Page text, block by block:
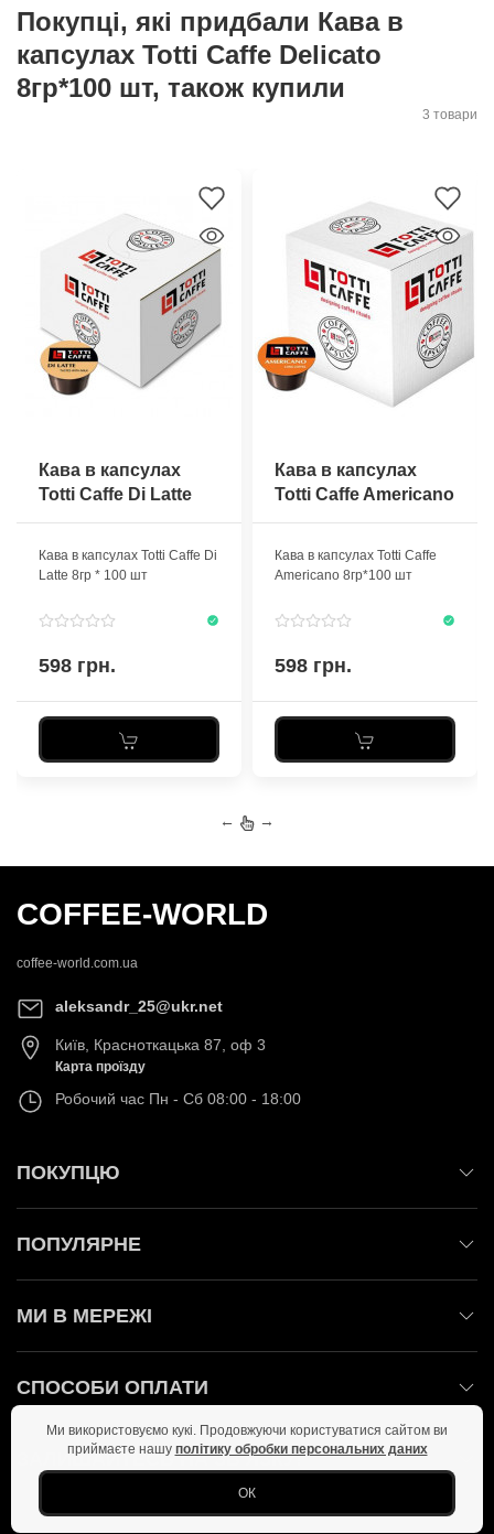
Покупці, які придбали Кава в
капсулах Totti Caffe Delicato
8гр*100 шт, також купили
3 товари
Кава в капсулах
Totti Caffe Di Latte
8гр * 100 шт
Кава в капсулах Totti Caffe Di
Latte 8гр * 100 шт
598 грн.
Кава в капсулах
Totti Caffe Americano
8гр*100 шт
Кава в капсулах Totti Caffe
Americano 8гр*100 шт
598 грн.
← →
COFFEE-WORLD
coffee-world.com.ua
aleksandr_25@ukr.net
Київ, Красноткацька 87, оф 3
Карта проїзду
Робочий час Пн - Сб 08:00 - 18:00
ПОКУПЦЮ
ПОПУЛЯРНЕ
МИ В МЕРЕЖІ
СПОСОБИ ОПЛАТИ
ЗАЛИШАЙТЕСЬ НА ЗВ'ЯЗКУ!
Ми використовуємо кукі. Продовжуючи користуватися сайтом ви
приймаєте нашу політику обробки персональних даних
ОК